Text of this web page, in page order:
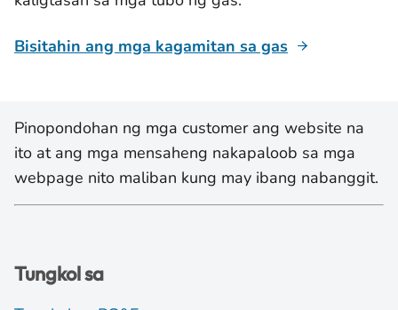
Bisitahin ang mga kagamitan sa gas
Pinopondohan ng mga customer ang website na
ito at ang mga mensaheng nakapaloob sa mga
webpage nito maliban kung may ibang nabanggit.
Tungkol sa